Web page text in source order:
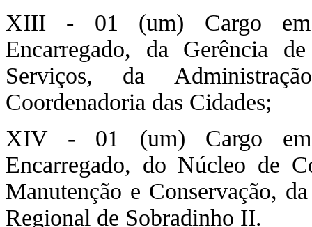
XIII - 01 (um) Cargo em
Encarregado, da Gerência
Serviços, da
Coordenadoria das Cidades;
XIV - 01 (um) Cargo em
Encarregado, do Núcleo de
Manutenção e Conservação,
Regional de Sobradinho II.